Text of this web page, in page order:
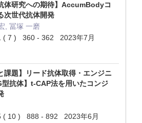
体研究への期待】AccumBodyコ
次世代抗体開発
, 冨塚 一磨
( 7 ) 360 - 362 2023年7月
課題】リード抗体取得・エンジニ
抗体】t-CAP法を用いたコンジ
( 10 ) 888 - 892 2023年6月